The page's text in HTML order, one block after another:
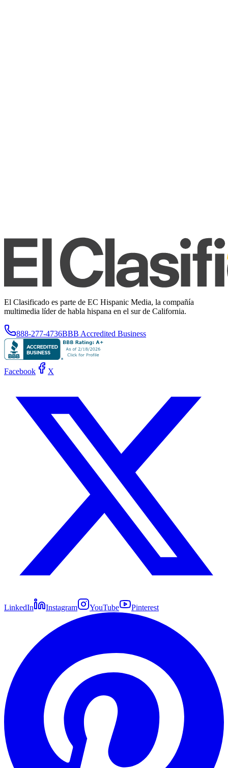
El Clasificado es parte de EC Hispanic Media, la compañía
multimedia líder de habla hispana en el sur de California.
888-277-4736BBB Accredited Business
Facebook X
LinkedIn Instagram YouTube Pinterest